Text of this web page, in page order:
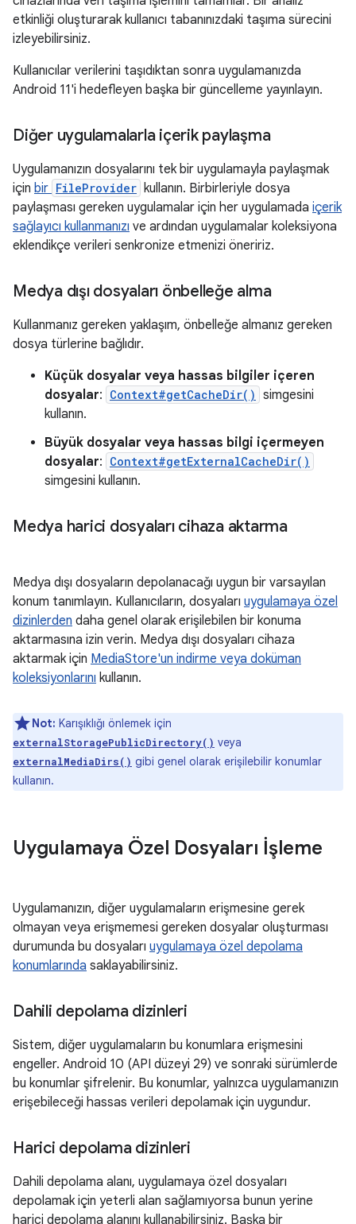
etkinliği oluşturarak kullanıcı tabanınızdaki taşıma sürecini
izleyebilirsiniz.
Kullanıcılar verilerini taşıdıktan sonra uygulamanızda
Android 11'i hedefleyen başka bir güncelleme yayınlayın.
Diğer uygulamalarla içerik paylaşma
Uygulamanızın dosyalarını tek bir uygulamayla paylaşmak
için bir FileProvider kullanın. Birbirleriyle dosya
paylaşması gereken uygulamalar için her uygulamada içerik
sağlayıcı kullanmanızı ve ardından uygulamalar koleksiyona
eklendikçe verileri senkronize etmenizi öneririz.
Medya dışı dosyaları önbelleğe alma
Kullanmanız gereken yaklaşım, önbelleğe almanız gereken
dosya türlerine bağlıdır.
Küçük dosyalar veya hassas bilgiler içeren
dosyalar: Context#getCacheDir() simgesini
kullanın.
Büyük dosyalar veya hassas bilgi içermeyen
dosyalar: Context#getExternalCacheDir()
simgesini kullanın.
Medya harici dosyaları cihaza aktarma
Medya dışı dosyaların depolanacağı uygun bir varsayılan
konum tanımlayın. Kullanıcıların, dosyaları uygulamaya özel
dizinlerden daha genel olarak erişilebilen bir konuma
aktarmasına izin verin. Medya dışı dosyaları cihaza
aktarmak için MediaStore'un indirme veya doküman
koleksiyonlarını kullanın.
Not: Karışıklığı önlemek için
externalStoragePublicDirectory() veya
externalMediaDirs() gibi genel olarak erişilebilir konumlar
kullanın.
Uygulamaya Özel Dosyaları İşleme
Uygulamanızın, diğer uygulamaların erişmesine gerek
olmayan veya erişmemesi gereken dosyalar oluşturması
durumunda bu dosyaları uygulamaya özel depolama
konumlarında saklayabilirsiniz.
Dahili depolama dizinleri
Sistem, diğer uygulamaların bu konumlara erişmesini
engeller. Android 10 (API düzeyi 29) ve sonraki sürümlerde
bu konumlar şifrelenir. Bu konumlar, yalnızca uygulamanızın
erişebileceği hassas verileri depolamak için uygundur.
Harici depolama dizinleri
Dahili depolama alanı, uygulamaya özel dosyaları
depolamak için yeterli alan sağlamıyorsa bunun yerine
harici depolama alanını kullanabilirsiniz. Başka bir